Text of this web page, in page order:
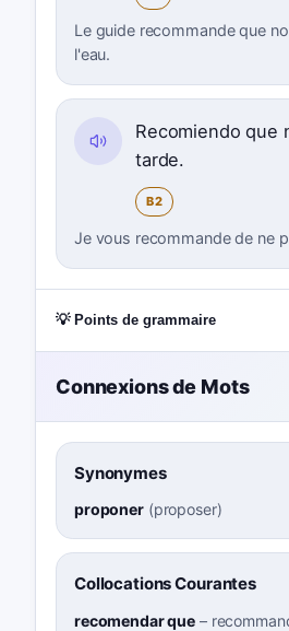
Le guide recommande que
l'eau.
Recomiendo que
tarde.
B2
Je vous recommande de ne
💡 Points de grammaire
Connexions de Mots
Synonymes
proponer(proposer)
Collocations Courantes
recomendar que –